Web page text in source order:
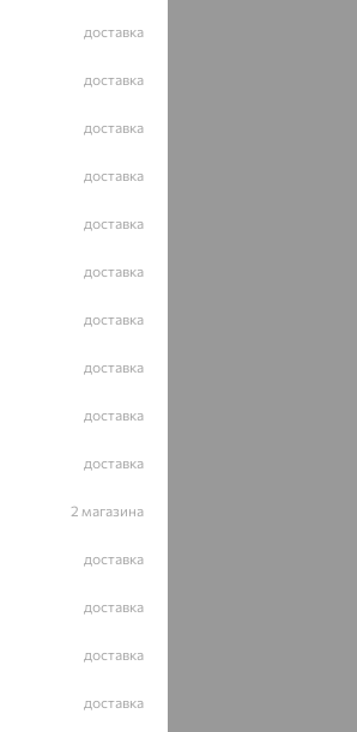
доставка
доставка
доставка
доставка
доставка
доставка
доставка
доставка
доставка
доставка
2 магазина
доставка
доставка
доставка
доставка